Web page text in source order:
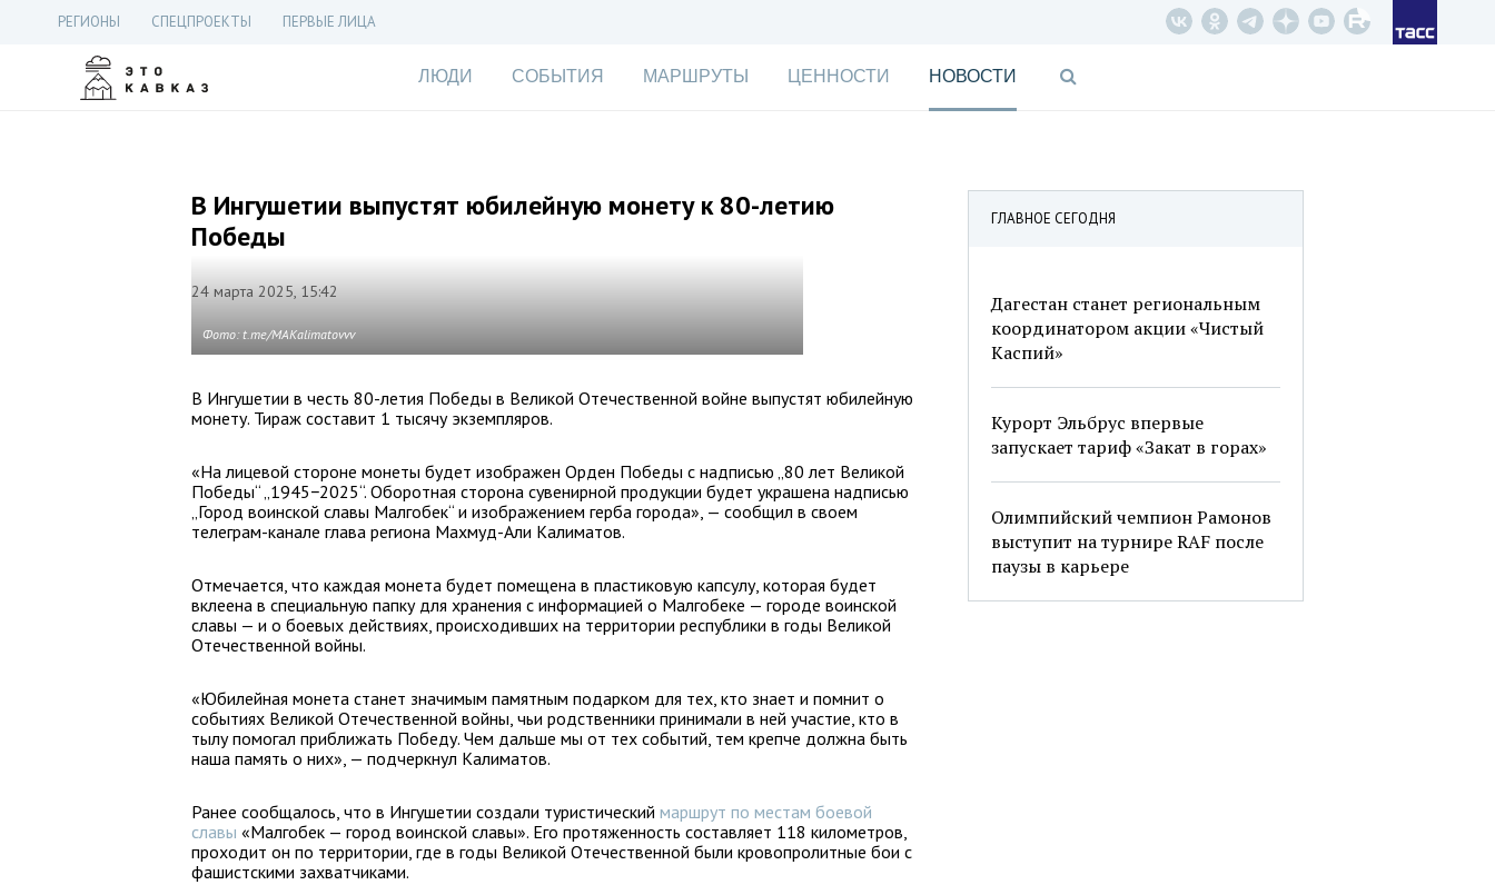
РЕГИОНЫ СПЕЦПРОЕКТЫ ПЕРВЫЕ ЛИЦА
ЛЮДИ СОБЫТИЯ МАРШРУТЫ ЦЕННОСТИ НОВОСТИ
ГЛАВНОЕ СЕГОДНЯ
Дагестан станет региональным
координатором акции «Чистый
Каспий»
Курорт Эльбрус впервые
запускает тариф «Закат в горах»
Олимпийский чемпион Рамонов
выступит на турнире RAF после
паузы в карьере
В Ингушетии выпустят юбилейную монету к 80-летию
Победы
24 марта 2025, 15:42
Фото: t.me/MAKalimatovvv
В Ингушетии в честь 80-летия Победы в Великой Отечественной войне выпустят юбилейную
монету. Тираж составит 1 тысячу экземпляров.
«На лицевой стороне монеты будет изображен Орден Победы с надписью „80 лет Великой
Победы“ „1945−2025“. Оборотная сторона сувенирной продукции будет украшена надписью
„Город воинской славы Малгобек“ и изображением герба города», — сообщил в своем
телеграм-канале глава региона Махмуд-Али Калиматов.
Отмечается, что каждая монета будет помещена в пластиковую капсулу, которая будет
вклеена в специальную папку для хранения с информацией о Малгобеке — городе воинской
славы — и о боевых действиях, происходивших на территории республики в годы Великой
Отечественной войны.
«Юбилейная монета станет значимым памятным подарком для тех, кто знает и помнит о
событиях Великой Отечественной войны, чьи родственники принимали в ней участие, кто в
тылу помогал приближать Победу. Чем дальше мы от тех событий, тем крепче должна быть
наша память о них», — подчеркнул Калиматов.
Ранее сообщалось, что в Ингушетии создали туристический маршрут по местам боевой
славы «Малгобек — город воинской славы». Его протяженность составляет 118 километров,
проходит он по территории, где в годы Великой Отечественной были кровопролитные бои с
фашистскими захватчиками.